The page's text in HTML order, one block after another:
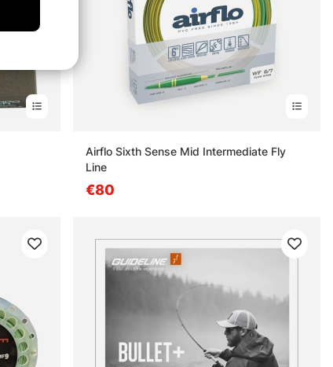
Airflo Sixth Sense Mid Intermediate Fly
Line
€80